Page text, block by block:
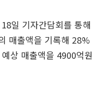
일 기자간담회를 통해
매출액을 기록해 28%
상 매출액을 4900억원